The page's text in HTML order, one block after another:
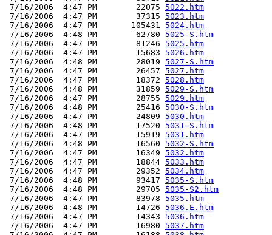
7/16/2006  4:47 PM        22075 5022.htm
7/16/2006  4:47 PM        37315 5023.htm
7/16/2006  4:47 PM       105431 5024.htm
7/16/2006  4:48 PM        62780 5025-S.htm
7/16/2006  4:47 PM        81246 5025.htm
7/16/2006  4:47 PM        15683 5026.htm
7/16/2006  4:48 PM        28019 5027-S.htm
7/16/2006  4:47 PM        26457 5027.htm
7/16/2006  4:47 PM        18372 5028.htm
7/16/2006  4:48 PM        31859 5029-S.htm
7/16/2006  4:47 PM        28755 5029.htm
7/16/2006  4:48 PM        25416 5030-S.htm
7/16/2006  4:47 PM        24809 5030.htm
7/16/2006  4:48 PM        17520 5031-S.htm
7/16/2006  4:47 PM        15919 5031.htm
7/16/2006  4:48 PM        16560 5032-S.htm
7/16/2006  4:47 PM        16349 5032.htm
7/16/2006  4:47 PM        18844 5033.htm
7/16/2006  4:47 PM        29352 5034.htm
7/16/2006  4:48 PM        93417 5035-S.htm
7/16/2006  4:48 PM        29705 5035-S2.htm
7/16/2006  4:47 PM        83978 5035.htm
7/16/2006  4:48 PM        14726 5036.E.htm
7/16/2006  4:47 PM        14343 5036.htm
7/16/2006  4:47 PM        16980 5037.htm